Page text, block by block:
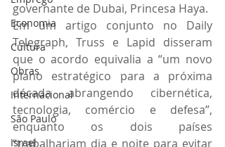
Economia
Cultura
Obras
Internacional
São Paulo
Israel
governante de Dubai, Princesa Haya.
Em um artigo conjunto no Daily
Telegraph, Truss e Lapid disseram
que o acordo equivalia a “um novo
plano estratégico para a próxima
década abrangendo cibernética,
tecnologia, comércio e defesa”,
enquanto os dois países
“trabalhariam dia e noite para evitar